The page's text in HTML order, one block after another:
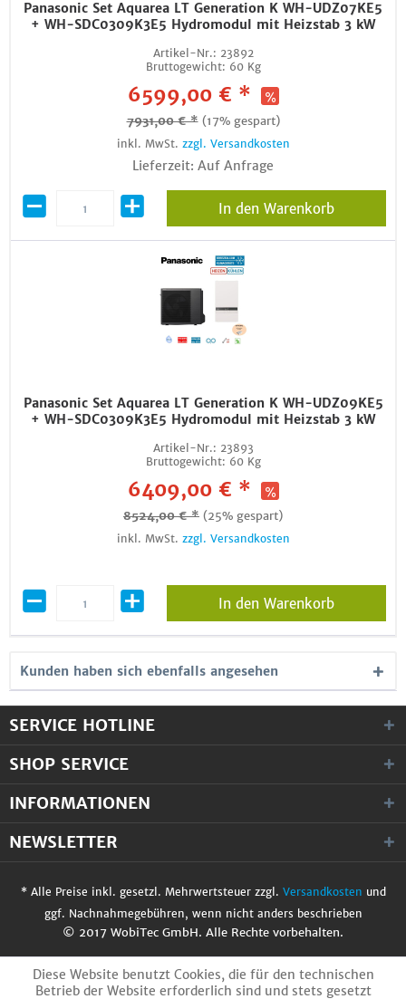
Panasonic Set Aquarea LT Generation K WH-UDZ07KE5
+ WH-SDC0309K3E5 Hydromodul mit Heizstab 3 kW
Artikel-Nr.: 23892
Bruttogewicht: 60 Kg
6599,00 € *
7931,00 € * (17% gespart)
inkl. MwSt. zzgl. Versandkosten
Lieferzeit: Auf Anfrage
In den Warenkorb
Panasonic Set Aquarea LT Generation K WH-UDZ09KE5
+ WH-SDC0309K3E5 Hydromodul mit Heizstab 3 kW
Artikel-Nr.: 23893
Bruttogewicht: 60 Kg
6409,00 € *
8524,00 € * (25% gespart)
inkl. MwSt. zzgl. Versandkosten
In den Warenkorb
Kunden haben sich ebenfalls angesehen
SERVICE HOTLINE
SHOP SERVICE
INFORMATIONEN
NEWSLETTER
* Alle Preise inkl. gesetzl. Mehrwertsteuer zzgl. Versandkosten und
ggf. Nachnahmegebühren, wenn nicht anders beschrieben
© 2017 WobiTec GmbH. Alle Rechte vorbehalten.
Diese Website benutzt Cookies, die für den technischen
Betrieb der Website erforderlich sind und stets gesetzt